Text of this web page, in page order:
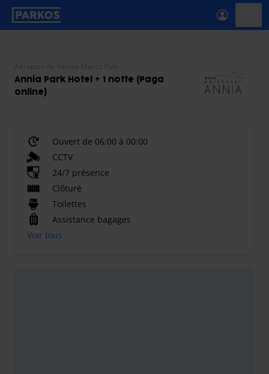
étiquette-de-navigation-principale
Aéroport de Venise-Marco Polo
Annia Park Hotel + 1 notte (Paga
online)
Ouvert de 06:00 à 00:00
CCTV
24/7 présence
Clôturé
Toilettes
Assistance bagages
Voir tous